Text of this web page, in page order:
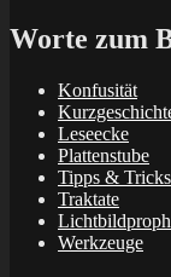
Worte zum
Konfusität
Leseecke
Plattenstube
Tipps & Tricks
Traktate
Werkzeuge